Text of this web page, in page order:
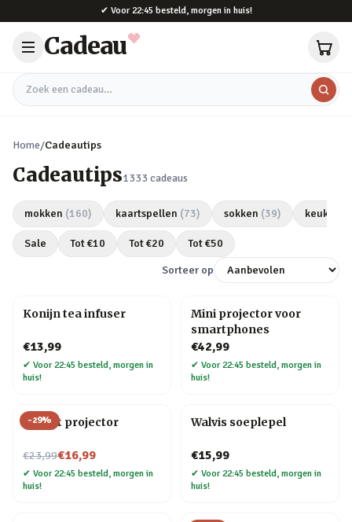
✔ Voor 22:45 besteld, morgen in huis!
Cadeau
Zoek een cadeau
Home/Cadeautips
Cadeautips1333 cadeaus
mokken (160) kaartspellen (73) sokken (39)
Sale Tot €10 Tot €20 Tot €50
Sorteer op
Konijn tea infuser
€13,99
✔ Voor 22:45 besteld, morgen in
huis!
Mini projector voor
smartphones
€42,99
✔ Voor 22:45 besteld, morgen in
huis!
-29%
Olifant projector
€23,99
Nu voor€16,99
✔ Voor 22:45 besteld, morgen in
huis!
Walvis soeplepel
€15,99
✔ Voor 22:45 besteld, morgen in
huis!